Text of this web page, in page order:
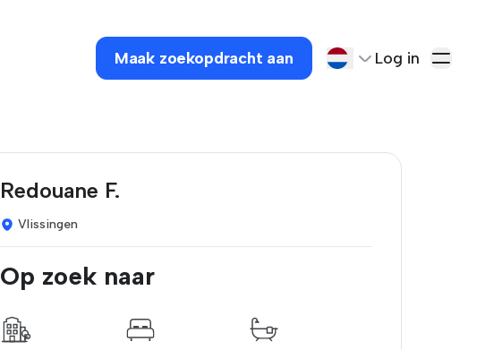
Maak zoekopdracht aan Log in
Redouane F.
Vlissingen
Op zoek naar